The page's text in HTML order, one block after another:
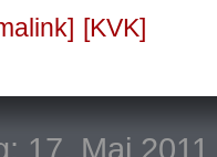
KVK
17. Mai